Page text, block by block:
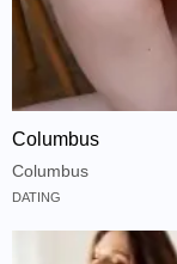
Columbus
Columbus
DATING